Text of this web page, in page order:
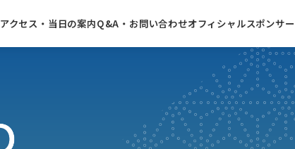
アクセス・当日の案内Q&A・お問い合わせオフィシャルスポンサー